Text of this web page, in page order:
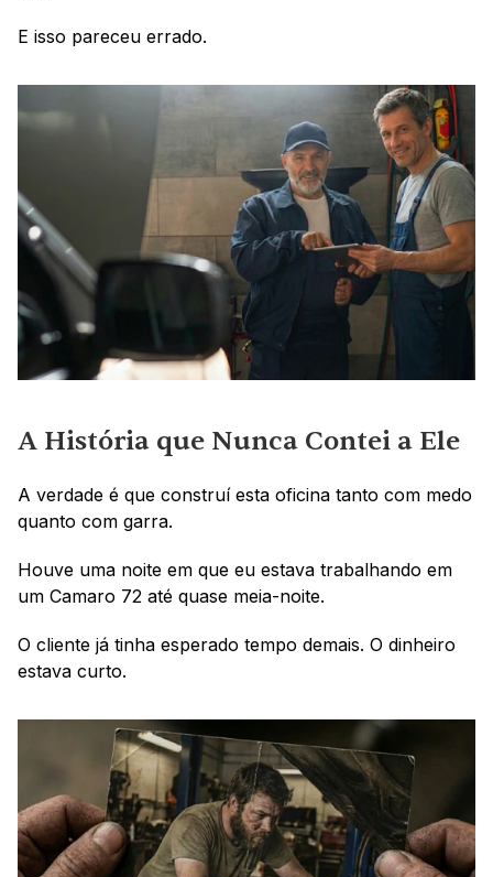
E isso pareceu errado.
A História que Nunca Contei a Ele
A verdade é que construí esta oficina tanto com medo
quanto com garra.
Houve uma noite em que eu estava trabalhando em
um Camaro 72 até quase meia-noite.
O cliente já tinha esperado tempo demais. O dinheiro
estava curto.